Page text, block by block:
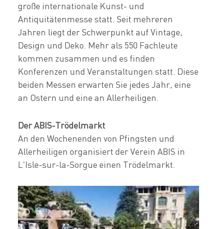
große internationale Kunst- und
Antiquitätenmesse statt. Seit mehreren
Jahren liegt der Schwerpunkt auf Vintage,
Design und Deko. Mehr als 550 Fachleute
kommen zusammen und es finden
Konferenzen und Veranstaltungen statt. Diese
beiden Messen erwarten Sie jedes Jahr, eine
an Ostern und eine an Allerheiligen.
Der ABIS-Trödelmarkt
An den Wochenenden von Pfingsten und
Allerheiligen organisiert der Verein ABIS in
L'Isle-sur-la-Sorgue einen Trödelmarkt.